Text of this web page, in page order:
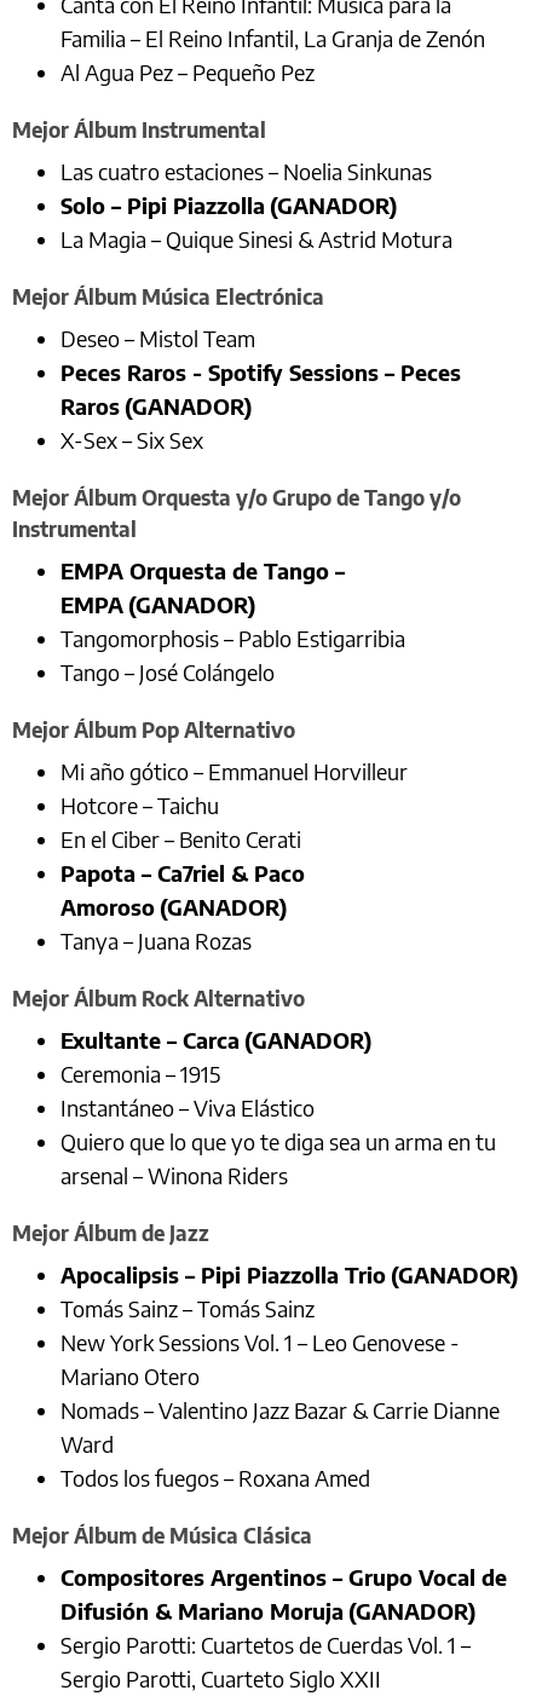
Familia – El Reino Infantil, La Granja de Zenón
Al Agua Pez – Pequeño Pez
Mejor Álbum Instrumental
Las cuatro estaciones – Noelia Sinkunas
Solo – Pipi Piazzolla (GANADOR)
La Magia – Quique Sinesi & Astrid Motura
Mejor Álbum Música Electrónica
Deseo – Mistol Team
Peces Raros - Spotify Sessions – Peces
Raros (GANADOR)
X-Sex – Six Sex
Mejor Álbum Orquesta y/o Grupo de Tango y/o
Instrumental
EMPA Orquesta de Tango –
EMPA (GANADOR)
Tangomorphosis – Pablo Estigarribia
Tango – José Colángelo
Mejor Álbum Pop Alternativo
Mi año gótico – Emmanuel Horvilleur
Hotcore – Taichu
En el Ciber – Benito Cerati
Papota – Ca7riel & Paco
Amoroso (GANADOR)
Tanya – Juana Rozas
Mejor Álbum Rock Alternativo
Exultante – Carca (GANADOR)
Ceremonia – 1915
Instantáneo – Viva Elástico
Quiero que lo que yo te diga sea un arma en tu
arsenal – Winona Riders
Mejor Álbum de Jazz
Apocalipsis – Pipi Piazzolla Trio (GANADOR)
Tomás Sainz – Tomás Sainz
New York Sessions Vol. 1 – Leo Genovese -
Mariano Otero
Nomads – Valentino Jazz Bazar & Carrie Dianne
Ward
Todos los fuegos – Roxana Amed
Mejor Álbum de Música Clásica
Compositores Argentinos – Grupo Vocal de
Difusión & Mariano Moruja (GANADOR)
Sergio Parotti: Cuartetos de Cuerdas Vol. 1 –
Sergio Parotti, Cuarteto Siglo XXII